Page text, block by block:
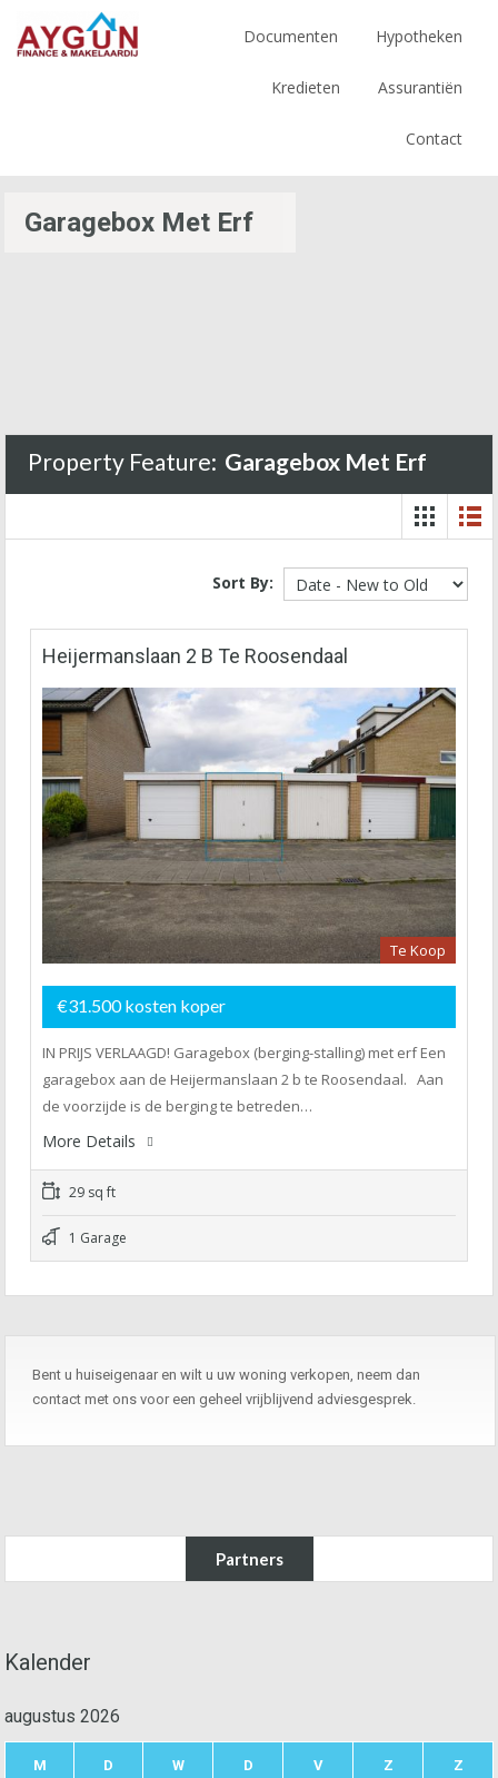
Documenten Hypotheken
Kredieten Assurantiën
Contact
Garagebox Met Erf
Property Feature: Garagebox Met Erf
Sort By:
Heijermanslaan 2 B Te Roosendaal
Te Koop
€31.500 kosten koper
IN PRIJS VERLAAGD! Garagebox (berging-stalling) met erf Een
garagebox aan de Heijermanslaan 2 b te Roosendaal. Aan
de voorzijde is de berging te betreden…
More Details
29 sq ft
1 Garage
Bent u huiseigenaar en wilt u uw woning verkopen, neem dan
contact met ons voor een geheel vrijblijvend adviesgesprek.
Partners
Kalender
augustus 2026
M D W D V Z Z